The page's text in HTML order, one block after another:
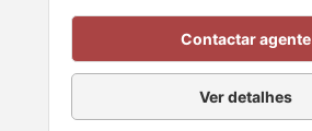
Contactar agente
Ver detalhes